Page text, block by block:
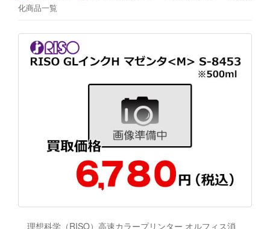
化商品一覧
理想科学（RISO）高速カラープリンター オルフィス消